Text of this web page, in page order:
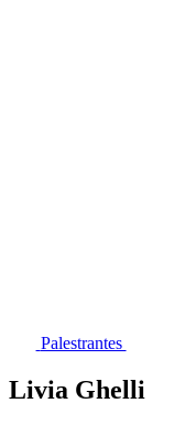
Palestrantes
Livia Ghelli